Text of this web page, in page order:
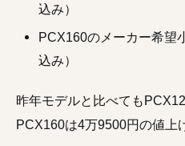
込み）
PCX160のメーカー希望
込み）
昨年モデルと比べても
PCX160は4万9500円の値上